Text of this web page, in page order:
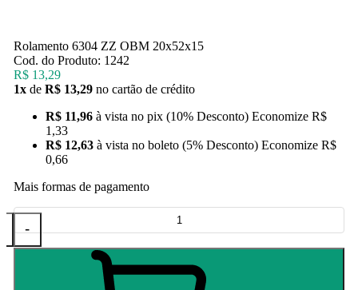
Rolamento 6304 ZZ OBM 20x52x15
Cod. do Produto: 1242
R$ 13,29
1xde R$ 13,29 no cartão de crédito
R$ 11,96 à vista no pix (10% Desconto) Economize R$
1,33
R$ 12,63 à vista no boleto (5% Desconto) Economize R$
0,66
Mais formas de pagamento
-